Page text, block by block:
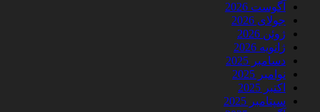
آگوست 2026
جولای 2026
ژوئن 2026
ژانویه 2026
دسامبر 2025
نوامبر 2025
اکتبر 2025
سپتامبر 2025